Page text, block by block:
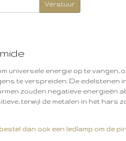
Verstuur
universele energie op te vangen,
te verspreiden. De edelstenen
zouden negatieve energieën
terwijl de metalen in het hars
dan ook een ledlamp om de